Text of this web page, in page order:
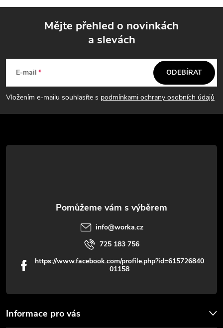
a
í
p
s
u
p
t
Mějte přehled o novinkách
a slevách
E-mail
Vložením e-mailu souhlasíte s podmínkami ochrany osobních údajů
ODEBÍRAT
Informace pro vás
info@worka.cz
725 183 756
https://www.facebook.com/profile.php?id=615726840
01158